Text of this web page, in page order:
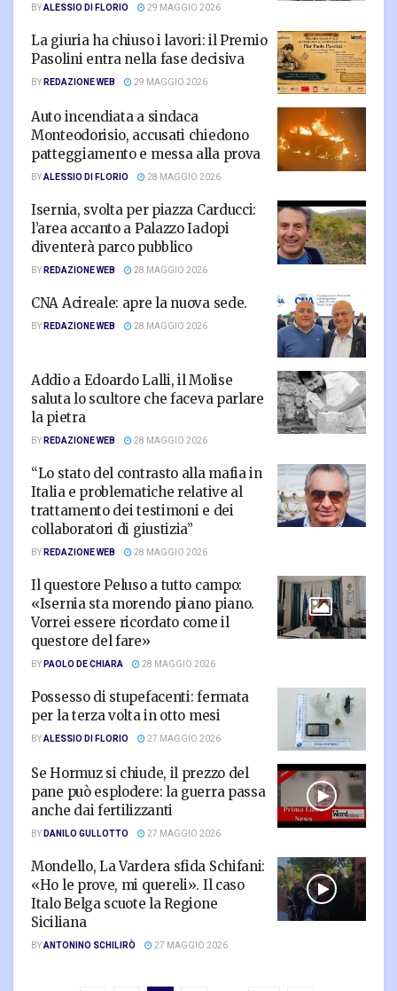
BYALESSIO DI FLORIO 29 MAGGIO 2026
La giuria ha chiuso i lavori: il Premio
Pasolini entra nella fase decisiva
BYREDAZIONE WEB 29 MAGGIO 2026
Auto incendiata a sindaca
Monteodorisio, accusati chiedono
patteggiamento e messa alla prova
BYALESSIO DI FLORIO 28 MAGGIO 2026
Isernia, svolta per piazza Carducci:
l’area accanto a Palazzo Iadopi
diventerà parco pubblico
BYREDAZIONE WEB 28 MAGGIO 2026
CNA Acireale: apre la nuova sede.
BYREDAZIONE WEB 28 MAGGIO 2026
Addio a Edoardo Lalli, il Molise
saluta lo scultore che faceva parlare
la pietra
BYREDAZIONE WEB 28 MAGGIO 2026
“Lo stato del contrasto alla mafia in
Italia e problematiche relative al
trattamento dei testimoni e dei
collaboratori di giustizia”
BYREDAZIONE WEB 28 MAGGIO 2026
Il questore Peluso a tutto campo:
«Isernia sta morendo piano piano.
Vorrei essere ricordato come il
questore del fare»
BYPAOLO DE CHIARA 28 MAGGIO 2026
Possesso di stupefacenti: fermata
per la terza volta in otto mesi
BYALESSIO DI FLORIO 27 MAGGIO 2026
Se Hormuz si chiude, il prezzo del
pane può esplodere: la guerra passa
anche dai fertilizzanti
BYDANILO GULLOTTO 27 MAGGIO 2026
Mondello, La Vardera sfida Schifani:
«Ho le prove, mi quereli». Il caso
Italo Belga scuote la Regione
Siciliana
BYANTONINO SCHILIRÒ 27 MAGGIO 2026